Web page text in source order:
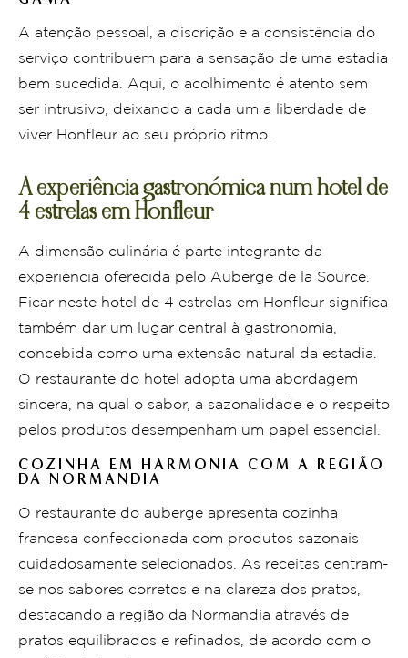
A atenção pessoal, a discrição e a consistência do
serviço contribuem para a sensação de uma estadia
bem sucedida. Aqui, o acolhimento é atento sem
ser intrusivo, deixando a cada um a liberdade de
viver Honfleur ao seu próprio ritmo.
A experiência gastronómica num hotel de
4 estrelas em Honfleur
A dimensão culinária é parte integrante da
experiência oferecida pelo Auberge de la Source.
Ficar neste hotel de 4 estrelas em Honfleur significa
também dar um lugar central à gastronomia,
concebida como uma extensão natural da estadia.
O restaurante do hotel adopta uma abordagem
sincera, na qual o sabor, a sazonalidade e o respeito
pelos produtos desempenham um papel essencial.
COZINHA EM HARMONIA COM A REGIÃO
DA NORMANDIA
O restaurante do auberge apresenta cozinha
francesa confeccionada com produtos sazonais
cuidadosamente selecionados. As receitas centram-
se nos sabores corretos e na clareza dos pratos,
destacando a região da Normandia através de
pratos equilibrados e refinados, de acordo com o